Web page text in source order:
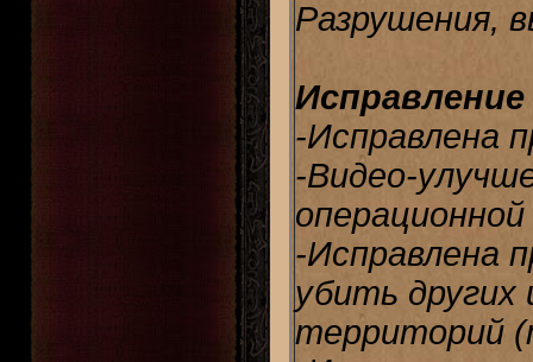
Разрушения,
-Исправлена
-Видео-
-Исправлена
убить других
территорий